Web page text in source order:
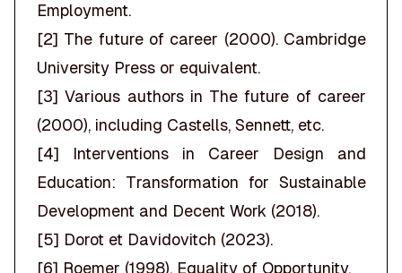
Employment.
[2] The future of career (2000). Cambridge
University Press or equivalent.
[3] Various authors in The future of career
(2000), including Castells, Sennett, etc.
[4] Interventions in Career Design and
Education: Transformation for Sustainable
Development and Decent Work (2018).
[5] Dorot et Davidovitch (2023).
[6] Roemer (1998). Equality of Opportunity.